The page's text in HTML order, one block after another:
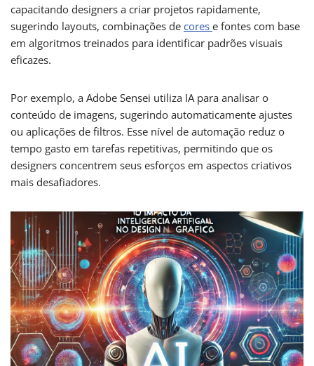
capacitando designers a criar projetos rapidamente,
sugerindo layouts, combinações de cores e fontes com base
em algoritmos treinados para identificar padrões visuais
eficazes.
Por exemplo, a Adobe Sensei utiliza IA para analisar o
conteúdo de imagens, sugerindo automaticamente ajustes
ou aplicações de filtros. Esse nível de automação reduz o
tempo gasto em tarefas repetitivas, permitindo que os
designers concentrem seus esforços em aspectos criativos
mais desafiadores.